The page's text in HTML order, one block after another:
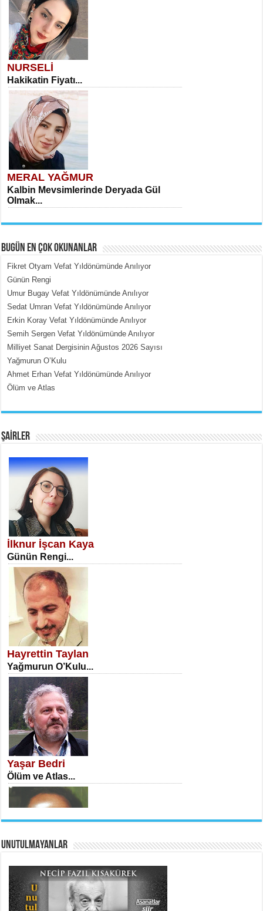
NURSELİ
Hakikatin Fiyatı...
MERAL YAĞMUR
Kalbin Mevsimlerinde Deryada Gül
Olmak...
MEHMET ÇOBAN
İçerdeki Put Dışardaki Maskeler...
SATILMIŞ ÜMİT ÇETİNKAYA
Erkenlik...
NECLA DİLEK ARSLAN
Öğretmenler Günü Mahkemesi...
İSA KARATEPE
Ekranlar Arasında Kaybolan İnsan...
AHMET URFALI
Tahlil Denemesi...
BUGÜN EN ÇOK OKUNANLAR
Fikret Otyam Vefat Yıldönümünde Anılıyor
Günün Rengi
Umur Bugay Vefat Yıldönümünde Anılıyor
Sedat Umran Vefat Yıldönümünde Anılıyor
Erkin Koray Vefat Yıldönümünde Anılıyor
Semih Sergen Vefat Yıldönümünde Anılıyor
Milliyet Sanat Dergisinin Ağustos 2026 Sayısı
Yağmurun O’Kulu
Ahmet Erhan Vefat Yıldönümünde Anılıyor
Ölüm ve Atlas
ŞAİRLER
İlknur İşcan Kaya
Günün Rengi...
Hayrettin Taylan
Yağmurun O’Kulu...
Yaşar Bedri
Ölüm ve Atlas...
Necati Sarıca
Ben Kader Vurgunuyum Maria...
UNUTULMAYANLAR